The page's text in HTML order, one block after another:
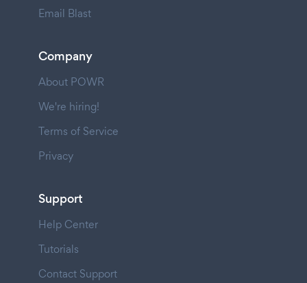
Email Blast
Company
About POWR
We're hiring!
Terms of Service
Privacy
Support
Help Center
Tutorials
Contact Support